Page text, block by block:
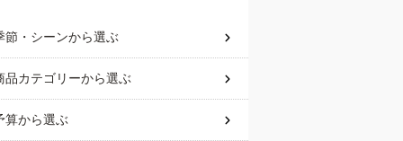
節・シーンから選ぶ
品カテゴリーから選ぶ
算から選ぶ